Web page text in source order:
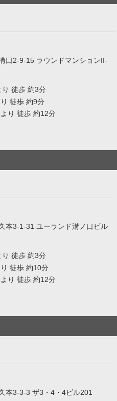
口2-9-15 ラウンドマンションII-
徒歩 約3分
徒歩 約9分
り 徒歩 約12分
本3-1-31 ユーランド溝ノ口ビル
徒歩 約3分
徒歩 約10分
り 徒歩 約12分
本3-3-3 ザ3・4・4ビル201